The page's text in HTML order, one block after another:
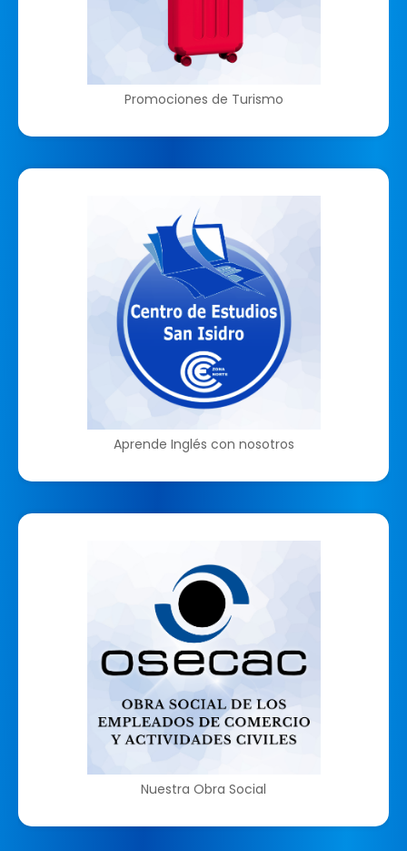
Promociones de Turismo
Aprende Inglés con nosotros
Nuestra Obra Social